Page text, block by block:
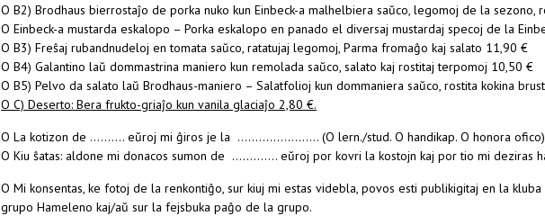
O B2) Brodhaus bierrostaĵo de porka nuko kun Einbeck-a malhelbiera saŭco, legomoj de la sezono,
O Einbeck-a mustarda eskalopo – Porka eskalopo en panado el diversaj mustardaj specoj de la
O B3) Freŝaj rubandnudeloj en tomata saŭco, ratatujaj legomoj, Parma fromaĝo kaj salato 11,90 €
O B4) Galantino laŭ dommastrina maniero kun remolada saŭco, salato kaj rostitaj terpomoj 10,50 €
O B5) Pelvo da salato laŭ Brodhaus-maniero – Salatfolioj kun dommaniera saŭco, rostita kokina
O C) Deserto: Bera frukto-griaĵo kun vanila glaciaĵo 2,80 €.
O La kotizon de .......... eŭroj mi ĝiros je la ....................... (O lern./stud. O handikap. O honora ofico)
O Kiu ŝatas: aldone mi donacos sumon de ............. eŭroj por kovri la kostojn kaj por tio mi deziras
O Mi konsentas, ke fotoj de la renkontiĝo, sur kiuj mi estas videbla, povos esti publikigitaj en la
grupo Hameleno kaj/aŭ sur la fejsbuka paĝo de la grupo.